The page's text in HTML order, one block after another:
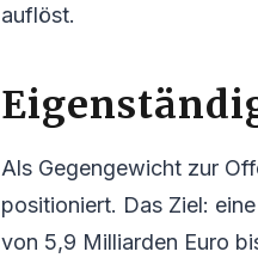
auflöst.
Als Gegengewicht zur
positioniert. Das Ziel:
von 5,9 Milliarden Euro